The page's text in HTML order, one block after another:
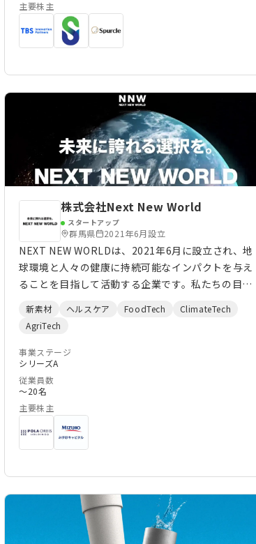
創し食品・飲料工場の製造過程等で出る副産物・食
品残さ等をアップサイクルしたバイオ素材等を開発
する「事業共創」等を展開しています。 岩手県奥
産物を化粧品原料や地域の鶏や牛の飼料として最大
限利用することで、可能な限り廃棄物を少なくする
循環型モデルを構築し、地域循環型社会の形成にも
取り組んでおります。 また、地域社会、環境、カ
スタマー、従業員に対して多面的・包括的な利益を
生む事業活動を実践する企業を認証する国際的な制
度「B Corp 認証」を取得しており、経済産業省か
ら「J-Startup」「J-Startup Impact」に選定さ
れています。
主要株主
株式会社Next New World
スタートアップ
群馬県 2021年6月設立
NEXT NEW WORLDは、2021年6月に設立され、地
球環境と人々の健康に持続可能なインパクトを与え
ることを目指して活動する企業です。私たちの目標
円を実現するグローバル企業になることです。自然
素材に基づく技術革新を通じて、現在はヘルスケ
ア、ファッション、コスメ分野で唯一無二の製品を
展開しています。 現在、当社の中心的な取り組み
は、シルクタンパク質の革新技術を活用した製品開
発・研究開発です。我々の独自原料と独占販売権を
持っている製造特許のシルクタンパク質は、環境に
も優しい持続可能な資源であり、高い吸着性や抗酸
化力を備えたナノ構造の多孔質タンパク質です。こ
の予防・管理を目指した人用の腎臓ケアドリンクを
開発・販売しています。これらの製品は、胃や腸内
の有害物質を吸着・排出することで血中尿素窒素
新素材 ヘルスケア FoodTech
ClimateTech
AgriTech
事業ステージ
シリーズA
従業員数
〜20名
主要株主